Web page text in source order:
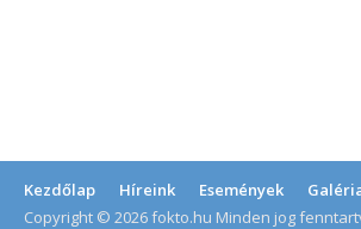
Kezdőlap Híreink Események
Copyright © 2026 fokto.hu Minden jog